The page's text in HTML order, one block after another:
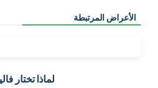
الأعراض المرتبطة
لماذا تختار